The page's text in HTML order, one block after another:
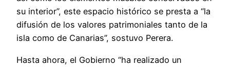
su interior”, este espacio histórico se presta a “la
difusión de los valores patrimoniales tanto de la
isla como de Canarias”, sostuvo Perera.
Hasta ahora, el Gobierno “ha realizado un